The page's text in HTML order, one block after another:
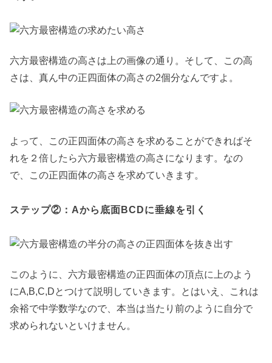
六方最密構造の高さは上の画像の通り。そして、この高
さは、真ん中の正四面体の高さの2個分なんですよ。
よって、この正四面体の高さを求めることができればそ
れを２倍したら六方最密構造の高さになります。なの
で、この正四面体の高さを求めていきます。
ステップ②：Aから底面BCDに垂線を引く
このように、六方最密構造の正四面体の頂点に上のよう
にA,B,C,Dとつけて説明していきます。とはいえ、これは
余裕で中学数学なので、本当は当たり前のように自分で
求められないといけません。